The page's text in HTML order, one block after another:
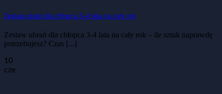
Zestaw ubrań dla chłopca 3–4 lata na cały rok
Zestaw ubrań dla chłopca 3-4 lata na cały rok – ile sztuk naprawdę
potrzebujesz? Czas [...]
10
cze